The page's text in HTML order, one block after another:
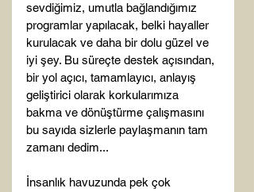
sevdiğimiz, umutla bağlandığımız
programlar yapılacak, belki hayaller
kurulacak ve daha bir dolu güzel ve
iyi şey. Bu süreçte destek açısından,
bir yol açıcı, tamamlayıcı, anlayış
geliştirici olarak korkularımıza
bakma ve dönüştürme çalışmasını
bu sayıda sizlerle paylaşmanın tam
zamanı dedim...
İnsanlık havuzunda pek çok